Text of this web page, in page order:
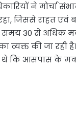
ने मोर्चा
जिससे राहत एवं
30 से अधिक
की जा रही
थे कि आसपास के